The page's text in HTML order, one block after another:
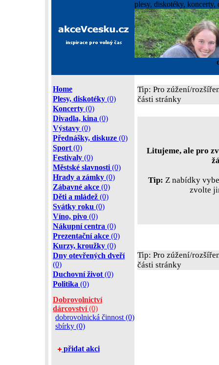
plesy, diskotéky,
Home
Plesy, diskotéky (0)
Koncerty (0)
Divadla, kina (0)
Výstavy (0)
Přednášky, diskuze (0)
Sport (0)
Festivaly (0)
Městské slavnosti (0)
Hrady a zámky (0)
Zábavné akce (0)
Děti a mládež (0)
Svátky roku (0)
Víno, pivo (0)
Nákupní centra (0)
Prezentační akce (0)
Kurzy, kroužky (0)
Dny otevřených dveří
(0)
Duchovní život (0)
Politika (0)
Dobrovolnictví
dárcovství(0)
dobrovolnická činnost (0)
sbírky (0)
přidat akci
Tip: Pro zúžení/
části stránky
Litujeme, ale pro
Tip: Z nabídky
zvolte
Tip: Pro zúžení/
části stránky